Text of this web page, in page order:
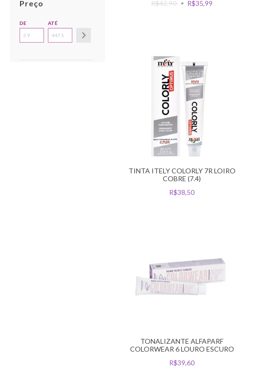
Preço
DE ATÉ
R$42,90
R$35,99
TINTA ITELY COLORLY 7R LOIRO
COBRE (7.4)
R$38,50
TONALIZANTE ALFAPARF
COLORWEAR 6 LOURO ESCURO
R$39,60